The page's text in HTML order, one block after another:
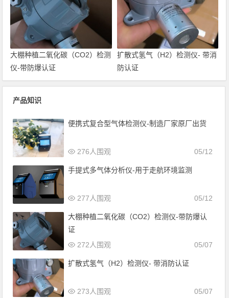
大棚种植二氧化碳（CO2）检测
仪-带防爆认证
扩散式氢气（H2）检测仪- 带消
防认证
产品知识
便携式复合型气体检测仪-制造厂家原厂出货
05/12
276人围观
手提式多气体分析仪-用于走航环境监测
05/12
277人围观
大棚种植二氧化碳（CO2）检测仪-带防爆认
证
05/07
272人围观
扩散式氢气（H2）检测仪- 带消防认证
05/07
273人围观